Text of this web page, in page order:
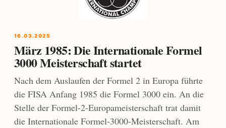
16.03.2025
März 1985: Die Internationale Formel
3000 Meisterschaft startet
Nach dem Auslaufen der Formel 2 in Europa führte
die FISA Anfang 1985 die Formel 3000 ein. An die
Stelle der Formel-2-Europameisterschaft trat damit
die Internationale Formel-3000-Meisterschaft. Am